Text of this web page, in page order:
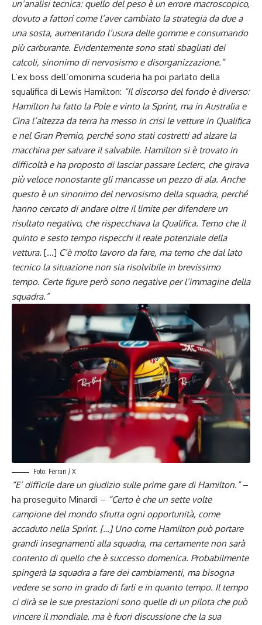
un’analisi tecnica: quello del peso è un errore macroscopico,
dovuto a fattori come l’aver cambiato la strategia da due a
una sosta, aumentando l’usura delle gomme e consumando
più carburante. Evidentemente sono stati sbagliati dei
calcoli, sinonimo di nervosismo e disorganizzazione.”
L’ex boss dell’omonima scuderia ha poi parlato della
squalifica di Lewis Hamilton: “Il discorso del fondo è diverso:
Hamilton ha fatto la Pole e vinto la Sprint, ma in Australia e
Cina l’altezza da terra ha messo in crisi le vetture in Qualifica
e nel Gran Premio, perché sono stati costretti ad alzare la
macchina per salvare il salvabile. Hamilton si è trovato in
difficoltà e ha proposto di lasciar passare Leclerc, che girava
più veloce nonostante gli mancasse un pezzo di ala. Anche
questo è un sinonimo del nervosismo della squadra, perché
hanno cercato di andare oltre il limite per difendere un
risultato negativo, che rispecchiava la Qualifica. Temo che il
quinto e sesto tempo rispecchi il reale potenziale della
vettura. […] C’è molto lavoro da fare, ma temo che dal lato
tecnico la situazione non sia risolvibile in brevissimo
tempo. Certe figure però sono negative per l’immagine della
squadra.”
Foto: Ferrari / X
“E’ difficile dare un giudizio sulle prime gare di Hamilton.”–
ha proseguito Minardi – “Certo è che un sette volte
campione del mondo sfrutta ogni opportunità, come
accaduto nella Sprint. […] Uno come Hamilton può portare
grandi insegnamenti alla squadra, ma certamente non sarà
contento di quello che è successo domenica. Probabilmente
spingerà la squadraa fare dei cambiamenti, ma bisogna
vedere se sono in grado di farli e in quanto tempo. Il tempo
ci dirà se le sue prestazioni sono quelle di un pilota che può
vincere il mondiale. ma è fuori discussione che la sua